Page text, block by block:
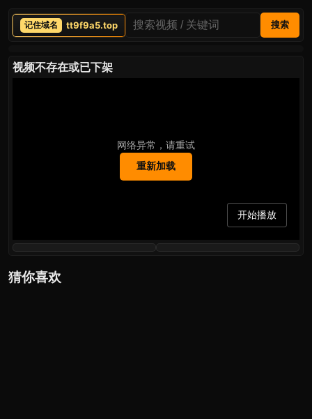
tt9f9a5.top 搜索
视频不存在或已下架
网络异常，请重试
重新加载
开始播放
猜你喜欢